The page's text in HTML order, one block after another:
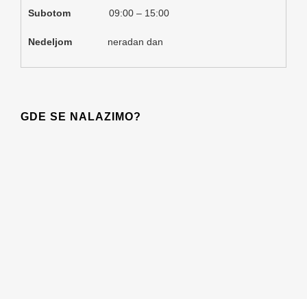
Subotom 09:00 – 15:00
Nedeljom neradan dan
GDE SE NALAZIMO?